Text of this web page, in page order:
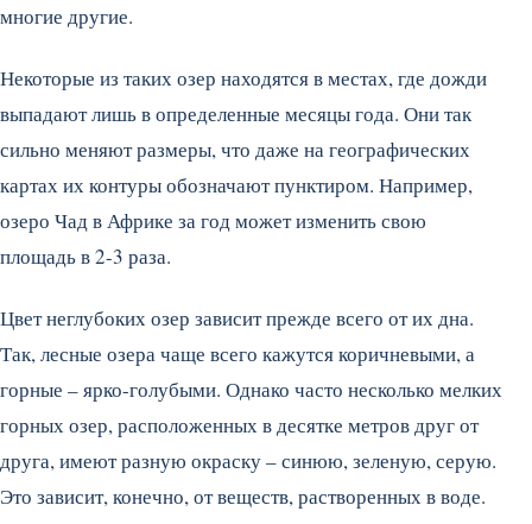
многие другие.
Некоторые из таких озер находятся в местах, где дожди
выпадают лишь в определенные месяцы года. Они так
сильно меняют размеры, что даже на географических
картах их контуры обозначают пунктиром. Например,
озеро Чад в Африке за год может изменить свою
площадь в 2-3 раза.
Цвет неглубоких озер зависит прежде всего от их дна.
Так, лесные озера чаще всего кажутся коричневыми, а
горные – ярко-голубыми. Однако часто несколько мелких
горных озер, расположенных в десятке метров друг от
друга, имеют разную окраску – синюю, зеленую, серую.
Это зависит, конечно, от веществ, растворенных в воде.